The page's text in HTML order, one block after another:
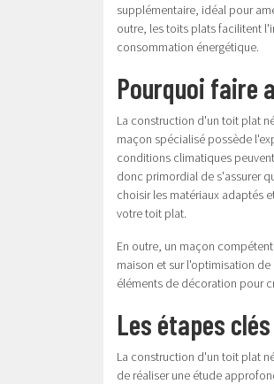
supplémentaire, idéal pour
outre, les toits plats facilitent
consommation énergétique.
Pourquoi faire
La construction d'un toit plat
maçon spécialisé possède
conditions climatiques
donc primordial de s'assurer
choisir les matériaux adaptés
votre toit plat.
En outre, un maçon
maison et sur l'optimisation
éléments de décoration pour
Les étapes
La construction d'un toit plat
de réaliser une étude